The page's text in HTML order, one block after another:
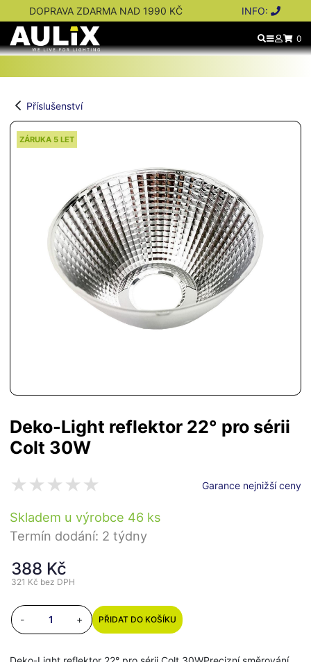
DOPRAVA ZDARMA NAD 1990 KČ INFO:
0
Příslušenství
Deko-Light reflektor 22° pro sérii
Colt 30W
Garance nejnižší ceny
ZÁRUKA 5 LET
Skladem u výrobce 46 ks
Termín dodání: 2 týdny
388 Kč
321 Kč bez DPH
- + PŘIDAT DO KOŠÍKU